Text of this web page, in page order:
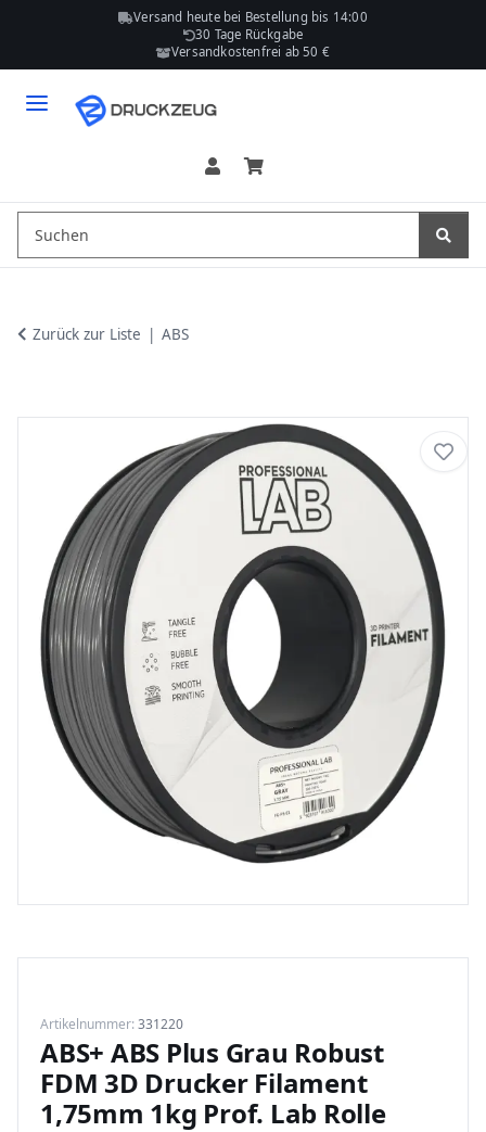
Versand heute bei Bestellung bis 14:00
30 Tage Rückgabe
Versandkostenfrei ab 50 €
Zurück zur Liste ABS
ABS+ ABS Plus Grau Robust
FDM 3D Drucker Filament
1,75mm 1kg Prof. Lab Rolle
Artikelnummer: 331220